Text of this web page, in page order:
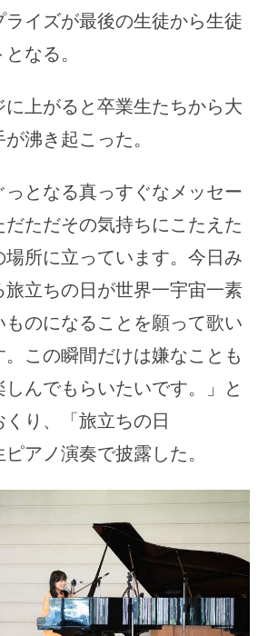
ライズが最後の生徒から生徒
なる。
に上がると卒業生たちから大
沸き起こった。
っとなる真っすぐなメッセー
だただその気持ちにこたえた
場所に立っています。今日み
旅立ちの日が世界一宇宙一素
のになることを願って歌い
この瞬間だけは嫌なことも
んでもらいたいです。」と
くり、「旅立ちの日
アノ演奏で披露した。